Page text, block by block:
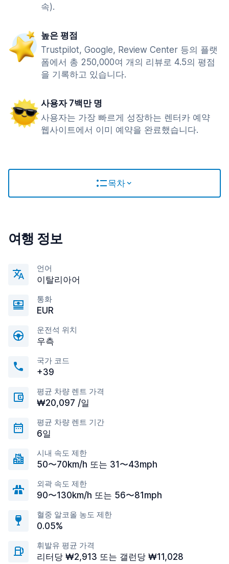
속).
높은 평점
Trustpilot, Google, Review Center 등의 플랫
폼에서 총 250,000여 개의 리뷰로 4.5의 평점
을 기록하고 있습니다.
사용자 7백만 명
사용자는 가장 빠르게 성장하는 렌터카 예약
웹사이트에서 이미 예약을 완료했습니다.
목차
여행 정보
언어
이탈리아어
통화
EUR
운전석 위치
우측
국가 코드
+39
평균 차량 렌트 가격
₩20,097 /일
평균 차량 렌트 기간
6일
시내 속도 제한
50〜70km/h 또는 31〜43mph
외곽 속도 제한
90〜130km/h 또는 56〜81mph
혈중 알코올 농도 제한
0.05%
휘발유 평균 가격
리터당 ₩2,913 또는 갤런당 ₩11,028